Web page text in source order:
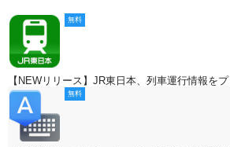
無料
【NEWリリース】JR東日本、列車運行情報を
無料